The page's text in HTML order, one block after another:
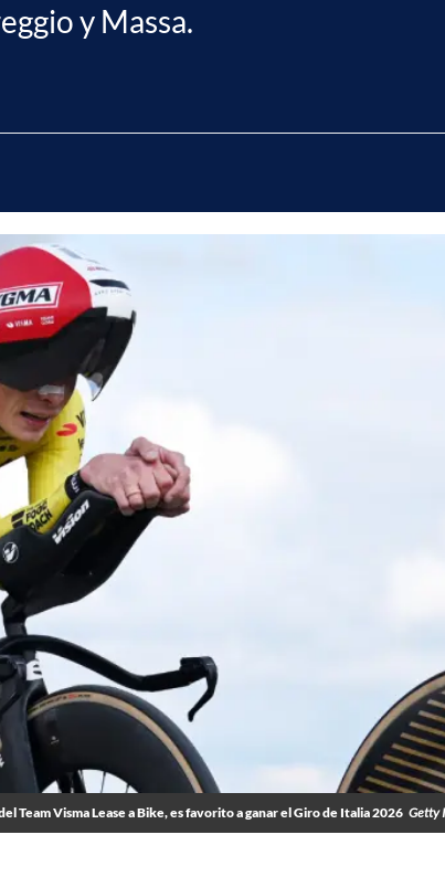
y Massa.
Team Visma Lease a Bike, es favorito a ganar el Giro de Italia 2026 Getty